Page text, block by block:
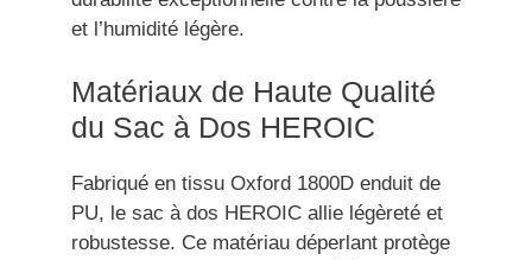
et l’humidité légère.
Matériaux de Haute Qualité
du Sac à Dos HEROIC
Fabriqué en tissu Oxford 1800D enduit de
PU, le sac à dos HEROIC allie légèreté et
robustesse. Ce matériau déperlant protège